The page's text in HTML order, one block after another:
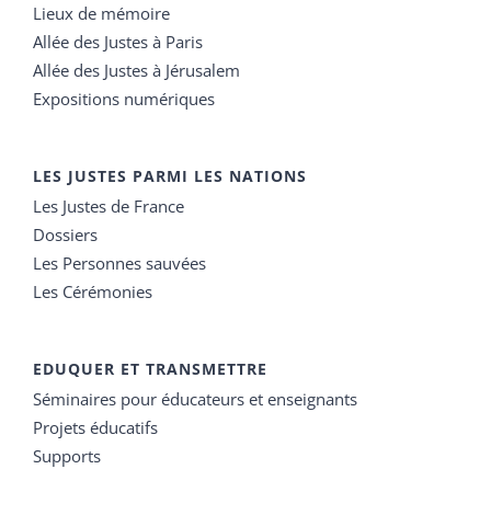
Lieux de mémoire
Allée des Justes à Paris
Allée des Justes à Jérusalem
Expositions numériques
LES JUSTES PARMI LES NATIONS
Les Justes de France
Dossiers
Les Personnes sauvées
Les Cérémonies
EDUQUER ET TRANSMETTRE
Séminaires pour éducateurs et enseignants
Projets éducatifs
Supports